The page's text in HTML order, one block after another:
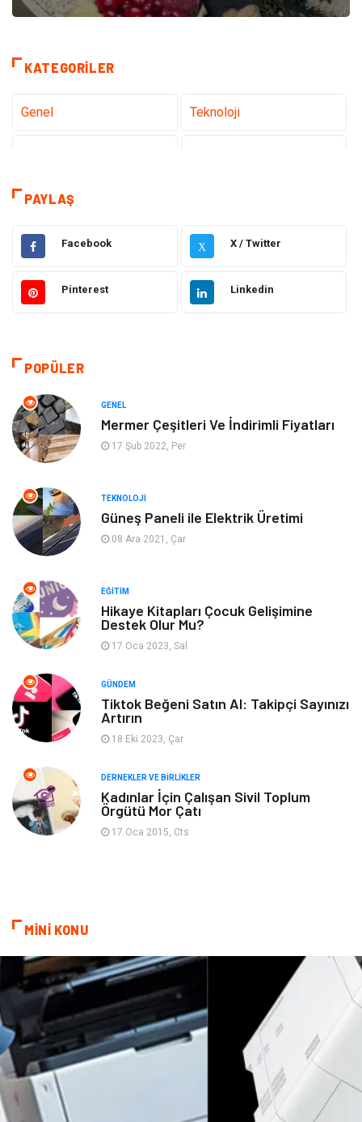
KATEGORILER
Genel Teknoloji
Eğitim
Makine Ulaşım ve Taşımacılık
Gıda Alışveriş
Gündem
Otomotiv
Yapı İnşaat
Hizmet
Tatil Emlak
Organizasyon Metal Maden
Spor
Turizm
Hediyelik Eşya
Aksesuar Basın Yayın
Bebek Giyim Nakliyat
Ambalaj
Bitkisel Ürünler
Markalar Tarım & Hayvancılık
Bilişim Dernekler ve Birlikler
İthalat İhracat
PAYLAŞ
Facebook X X / Twitter
Pinterest Linkedin
POPÜLER
GENEL
Mermer Çeşitleri Ve İndirimli Fiyatları
17 Şub 2022, Per
TEKNOLOJI
Güneş Paneli ile Elektrik Üretimi
08 Ara 2021, Çar
EĞITIM
Hikaye Kitapları Çocuk Gelişimine
Destek Olur Mu?
17 Oca 2023, Sal
GÜNDEM
Tiktok Beğeni Satın Al: Takipçi Sayınızı
Artırın
18 Eki 2023, Çar
DERNEKLER VE BIRLIKLER
Kadınlar İçin Çalışan Sivil Toplum
Örgütü Mor Çatı
17 Oca 2015, Cts
MİNİ KONU